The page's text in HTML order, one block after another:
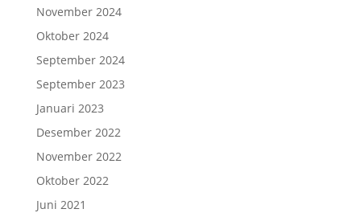
November 2024
Oktober 2024
September 2024
September 2023
Januari 2023
Desember 2022
November 2022
Oktober 2022
Juni 2021